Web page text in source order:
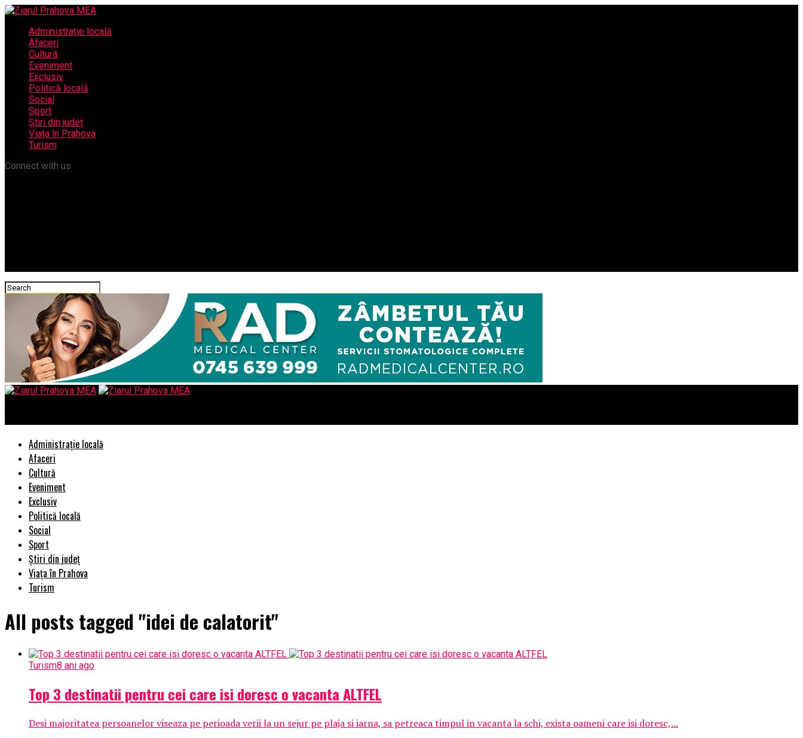
Administrație locală
Afaceri
Cultură
Eveniment
Exclusiv
Politică locală
Social
Sport
Știri din județ
Viața în Prahova
Turism
Connect with us
Administrație locală
Afaceri
Cultură
Eveniment
Exclusiv
Politică locală
Social
Sport
Știri din județ
Viața în Prahova
Turism
All posts tagged "idei de calatorit"
Turism8 ani ago
Top 3 destinatii pentru cei care isi doresc o vacanta ALTFEL
Desi majoritatea persoanelor viseaza pe perioada verii la un sejur pe plaja si iarna, sa petreaca timpul in vacanta la schi, exista oameni care isi doresc,...